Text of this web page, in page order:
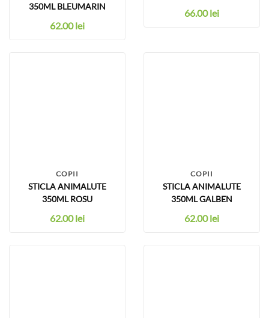
350ML BLEUMARIN
62.00lei
66.00lei
COPII
STICLA ANIMALUTE
350ML ROSU
62.00lei
COPII
STICLA ANIMALUTE
350ML GALBEN
62.00lei